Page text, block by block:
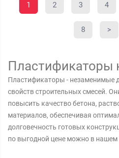
1 2 3 4
8 >
Пластификаторы
Пластификаторы - незаменимые
свойств строительных смесей.
повысить качество бетона,
материалов, обеспечивая
долговечность готовых
по выгодной цене можно в нашем